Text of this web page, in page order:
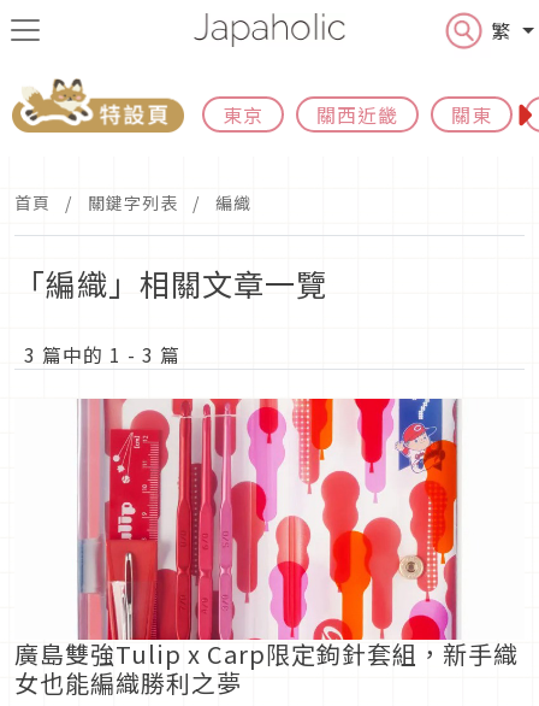
繁
東京 關西近畿 關東
首頁 關鍵字列表 編織
「編織」相關文章一覽
3 篇中的 1 - 3 篇
廣島雙強Tulip x Carp限定鉤針套組，新手織
女也能編織勝利之夢